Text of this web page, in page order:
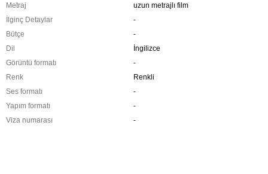
Metraj
uzun metrajlı film
İlginç Detaylar
-
Bütçe
-
Dil
İngilizce
Görüntü formatı
-
Renk
Renkli
Ses formatı
-
Yapım formatı
-
Viza numarası
-